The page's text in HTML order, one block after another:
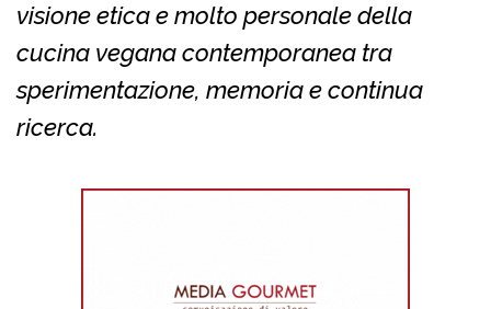
visione etica e molto personale della
cucina vegana contemporanea tra
sperimentazione, memoria e continua
ricerca.